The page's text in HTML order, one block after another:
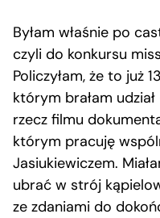
Byłam właśnie po
czyli do konkursu
Policzyłam, że to już
którym brałam
rzecz filmu
którym pracuję
Jasiukiewiczem.
ubrać w strój
ze zdaniami do